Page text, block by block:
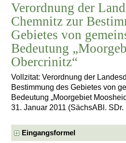
Verordnung der
Chemnitz zur
Gebietes von
Bedeutung
Obercrinitz“
Vollzitat: Verordnung der
Bestimmung des Gebietes von
Bedeutung „Moorgebiet
31. Januar 2011 (SächsABl. SDr.
Eingangsformel